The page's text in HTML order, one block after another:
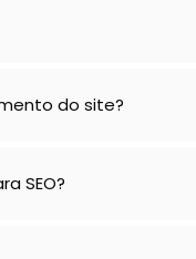
do site?
SEO?